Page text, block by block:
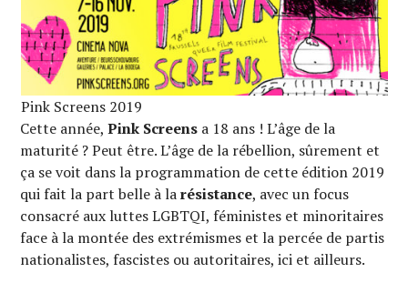
Pink Screens 2019
Cette année,Pink Screens a 18 ans ! L’âge de la
maturité ? Peut être. L’âge de la rébellion, sûrement et
ça se voit dans la programmation de cette édition 2019
qui fait la part belle à larésistance, avec un focus
consacré aux luttes LGBTQI, féministes et minoritaires
face à la montée des extrémismes et la percée de partis
nationalistes, fascistes ou autoritaires, ici et ailleurs.